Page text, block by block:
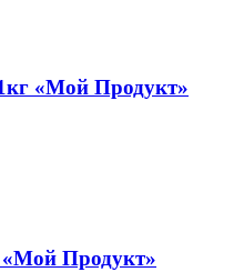
«Мой Продукт»
Продукт»